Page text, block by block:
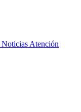
Noticias Atención